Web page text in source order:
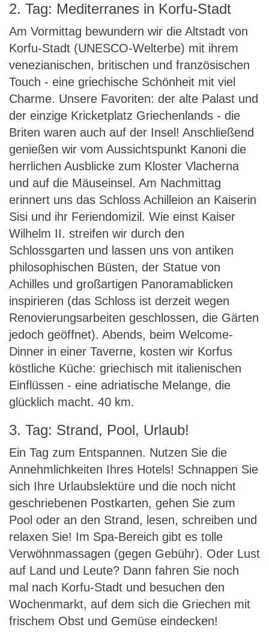
2. Tag: Mediterranes in Korfu-Stadt
Am Vormittag bewundern wir die Altstadt von
Korfu-Stadt (UNESCO-Welterbe) mit ihrem
venezianischen, britischen und französischen
Touch - eine griechische Schönheit mit viel
Charme. Unsere Favoriten: der alte Palast und
der einzige Kricketplatz Griechenlands - die
Briten waren auch auf der Insel! Anschließend
genießen wir vom Aussichtspunkt Kanoni die
herrlichen Ausblicke zum Kloster Vlacherna
und auf die Mäuseinsel. Am Nachmittag
erinnert uns das Schloss Achilleion an Kaiserin
Sisi und ihr Feriendomizil. Wie einst Kaiser
Wilhelm II. streifen wir durch den
Schlossgarten und lassen uns von antiken
philosophischen Büsten, der Statue von
Achilles und großartigen Panoramablicken
inspirieren (das Schloss ist derzeit wegen
Renovierungsarbeiten geschlossen, die Gärten
jedoch geöffnet). Abends, beim Welcome-
Dinner in einer Taverne, kosten wir Korfus
köstliche Küche: griechisch mit italienischen
Einflüssen - eine adriatische Melange, die
glücklich macht. 40 km.
3. Tag: Strand, Pool, Urlaub!
Ein Tag zum Entspannen. Nutzen Sie die
Annehmlichkeiten Ihres Hotels! Schnappen Sie
sich Ihre Urlaubslektüre und die noch nicht
geschriebenen Postkarten, gehen Sie zum
Pool oder an den Strand, lesen, schreiben und
relaxen Sie! Im Spa-Bereich gibt es tolle
Verwöhnmassagen (gegen Gebühr). Oder Lust
auf Land und Leute? Dann fahren Sie noch
mal nach Korfu-Stadt und besuchen den
Wochenmarkt, auf dem sich die Griechen mit
frischem Obst und Gemüse eindecken!